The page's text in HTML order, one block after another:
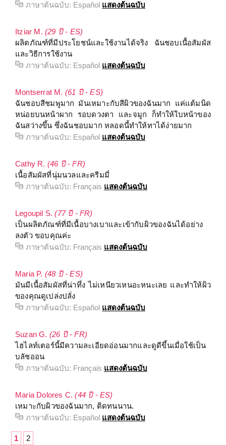
ภาษาต้นฉบับ: Español แสดงต้นฉบับ
Itziar M. (29 ปี - ES)
ผลิตภัณฑ์ที่มีประโยชน์และใช้งานได้จริง ฉันชอบเนื้อสัมผัส
และวิธีการใช้งาน
ภาษาต้นฉบับ: Español แสดงต้นฉบับ
Montserrat M. (61 ปี - ES)
ฉันชอบสีชมพูมาก มันเหมาะกับสีผิวของฉันมาก แค่แต้มนิด
หน่อยบนหน้าผาก รอบดวงตา และจมูก ก็ทำให้ใบหน้าของ
ฉันสว่างขึ้น ซึ่งฉันชอบมาก หลอดนี้ทำให้ทาได้ง่ายมาก
ภาษาต้นฉบับ: Español แสดงต้นฉบับ
Cathy R. (46 ปี - FR)
เนื้อสัมผัสที่นุ่มนวลและครีมมี่
ภาษาต้นฉบับ: Français แสดงต้นฉบับ
Legoupil S.(77 ปี - FR)
เป็นผลิตภัณฑ์ที่มีเนื้อบางเบาและเข้ากับผิวของฉันได้อย่าง
ลงตัว ขอบคุณค่ะ
ภาษาต้นฉบับ: Français แสดงต้นฉบับ
Maria P. (48 ปี - ES)
มันมีเนื้อสัมผัสที่น่าทึ่ง ไม่เหนียวเหนอะหนะเลย และทำให้ผิว
ของคุณดูเปล่งปลั่ง
ภาษาต้นฉบับ: Español แสดงต้นฉบับ
Suzan G. (26 ปี - FR)
ไฮไลท์เตอร์นี้มีความละเอียดอ่อนมากและดูดีขึ้นเมื่อใช้เป็น
บลัชออน
ภาษาต้นฉบับ: Français แสดงต้นฉบับ
Maria Dolores C.(44 ปี - ES)
เหมาะกับผิวของฉันมาก, ติดทนนาน.
ภาษาต้นฉบับ: Español แสดงต้นฉบับ
1 2